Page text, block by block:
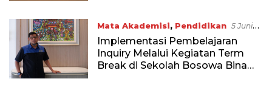
Mata Akademisi, Pendidikan 5 Juni
2026
Implementasi Pembelajaran
Inquiry Melalui Kegiatan Term
Break di Sekolah Bosowa Bina